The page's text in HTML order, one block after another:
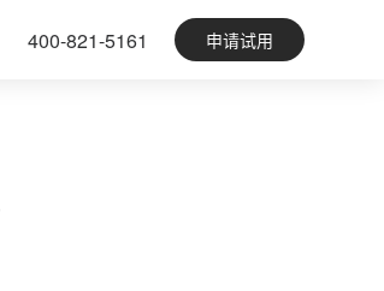
400-821-5161 申请试用